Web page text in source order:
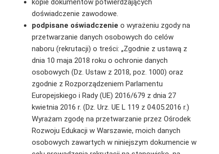
kopie dokumentów potwierdzających
doświadczenie zawodowe.
podpisane oświadczenie o wyrażeniu zgody na
przetwarzanie danych osobowych do celów
naboru (rekrutacji) o treści: „Zgodnie z ustawą z
dnia 10 maja 2018 roku o ochronie danych
osobowych (Dz. Ustaw z 2018, poz. 1000) oraz
zgodnie z Rozporządzeniem Parlamentu
Europejskiego i Rady (UE) 2016/679 z dnia 27
kwietnia 2016 r. (Dz. Urz. UE L 119 z 04.05.2016 r.)
Wyrażam zgodę na przetwarzanie przez Ośrodek
Rozwoju Edukacji w Warszawie, moich danych
osobowych zawartych w niniejszym dokumencie w